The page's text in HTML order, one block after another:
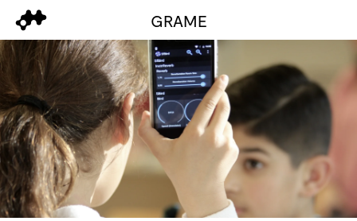
GRAME